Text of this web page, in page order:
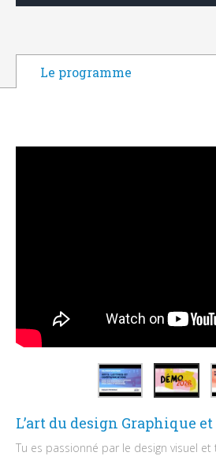
Le programme
L’art du design Graphique
Tu es passionné par le design visuel